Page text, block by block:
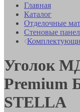
Главная
Каталог
Отделочные
Стеновые
Уголок
Premium
STELLA